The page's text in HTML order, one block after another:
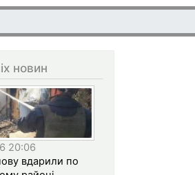
новин
20:06
вдарили по